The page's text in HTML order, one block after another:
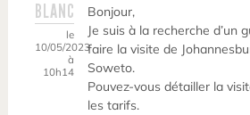
BLANC
le
10/05/2023
à
10h14
Bonjour,
Je suis à la recherche d’un
faire la visite de
Soweto.
Pouvez-vous détailler la
les tarifs.